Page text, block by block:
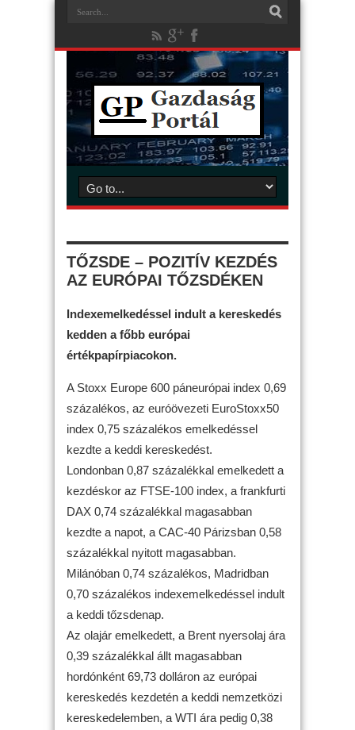
TŐZSDE – POZITÍV KEZDÉS
AZ EURÓPAI TŐZSDÉKEN
Indexemelkedéssel indult a kereskedés
kedden a főbb európai
értékpapírpiacokon.
A Stoxx Europe 600 páneurópai index 0,69
százalékos, az euróövezeti EuroStoxx50
index 0,75 százalékos emelkedéssel
kezdte a keddi kereskedést.
Londonban 0,87 százalékkal emelkedett a
kezdéskor az FTSE-100 index, a frankfurti
DAX 0,74 százalékkal magasabban
kezdte a napot, a CAC-40 Párizsban 0,58
százalékkal nyitott magasabban.
Milánóban 0,74 százalékos, Madridban
0,70 százalékos indexemelkedéssel indult
a keddi tőzsdenap.
Az olajár emelkedett, a Brent nyersolaj ára
0,39 százalékkal állt magasabban
hordónként 69,73 dolláron az európai
kereskedés kezdetén a keddi nemzetközi
kereskedelemben, a WTI ára pedig 0,38